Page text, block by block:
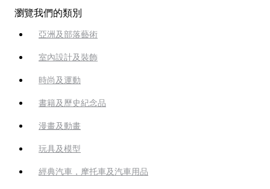
瀏覽我們的類別
亞洲及部落藝術
室內設計及裝飾
時尚及運動
書籍及歷史紀念品
漫畫及動畫
玩具及模型
經典汽車，摩托車及汽車用品